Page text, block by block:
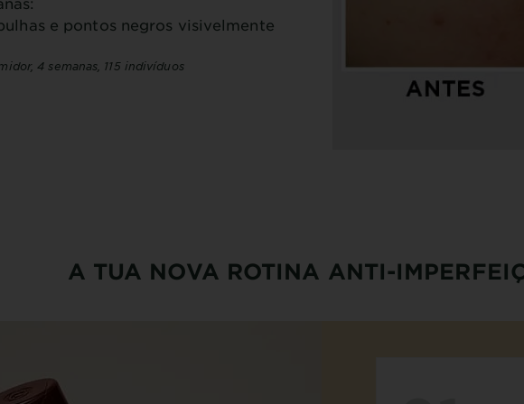
e pontos negros visivelmente
4 semanas, 115 indivíduos
A TUA NOVA ROTINA ANTI-